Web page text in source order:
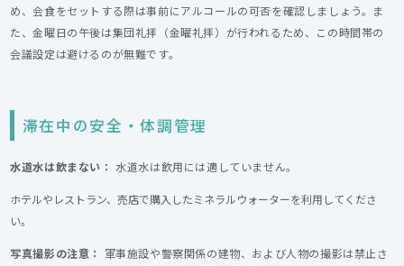
め、会食をセットする際は事前にアルコールの可否を確認しましょう。ま
た、金曜日の午後は集団礼拝（金曜礼拝）が行われるため、この時間帯の
会議設定は避けるのが無難です。
滞在中の安全・体調管理
水道水は飲まない： 水道水は飲用には適していません。
ホテルやレストラン、売店で購入したミネラルウォーターを利用してくださ
い。
写真撮影の注意：
軍事施設や警察関係の建物、および人物の撮影は禁止さ